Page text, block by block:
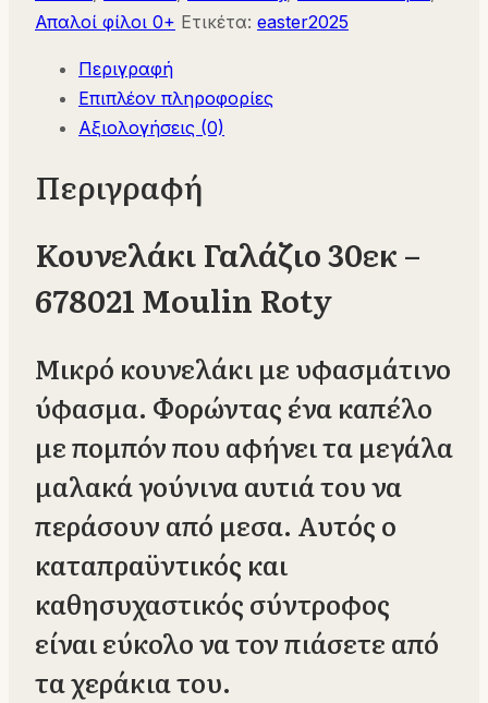
678021
Roty
ποσότητα
Απαλοί φίλοι 0+ Ετικέτα: easter2025
Περιγραφή
Επιπλέον πληροφορίες
Αξιολογήσεις (0)
Περιγραφή
Κουνελάκι Γαλάζιο 30εκ –
678021 Moulin Roty
Μικρό κουνελάκι με υφασμάτινο
ύφασμα. Φορώντας ένα καπέλο
με πομπόν που αφήνει τα μεγάλα
μαλακά γούνινα αυτιά του να
περάσουν από μεσα. Αυτός ο
καταπραϋντικός και
καθησυχαστικός σύντροφος
είναι εύκολο να τον πιάσετε από
τα χεράκια του.